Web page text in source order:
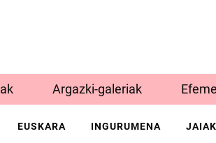
Argazki-galeriak
EUSKARA INGURUMENA JAIAK